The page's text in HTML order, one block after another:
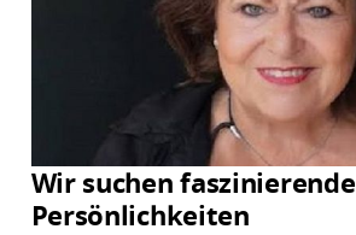
Wir suchen faszinierende
Persönlichkeiten